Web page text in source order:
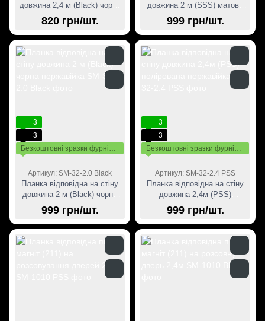
довжина 2,4 м (Black) чорна
нержавійка
820 грн/шт.
довжина 2 м (SSS) матова
нержавійка
999 грн/шт.
3
3
Безкоштовні зразки фурнітури
Артикул: SM-32-2.0 Black
Планка відповідна на стіну
довжина 2 м (Black) чорна
нержавійка
999 грн/шт.
3
3
Безкоштовні зразки фурнітури
Артикул: SM-32-2.4 PSS
Планка відповідна на стіну
довжина 2,4м (PSS)
полірована нержавійка
999 грн/шт.